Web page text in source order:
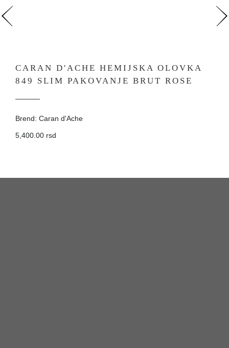
CARAN D'ACHE HEMIJSKA OLOVKA
849 SLIM PAKOVANJE BRUT ROSE
Brend: Caran d'Ache
5,400.00 rsd